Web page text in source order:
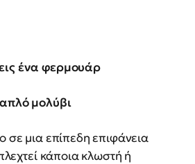
ένα φερμουάρ
μολύβι
σε μια επίπεδη επιφάνεια
κάποια κλωστή ή